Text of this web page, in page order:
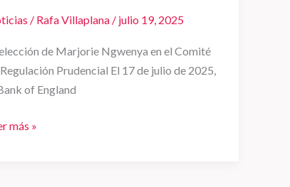
/ Rafa Villaplana / julio 19, 2025
de Marjorie Ngwenya en el Comité
Prudencial El 17 de julio de 2025,
of England
más »